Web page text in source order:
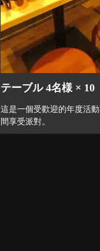
テーブル 4名様 × 10
這是一個受歡迎的年度活
間享受派對。